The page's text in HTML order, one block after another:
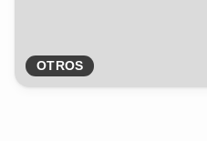
OTROS